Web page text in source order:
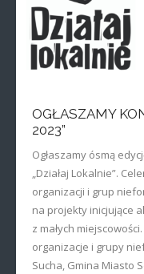
OGŁASZAMY
2023”
Ogłaszamy ósmą
„Działaj Lokalnie”.
organizacji i grup
na projekty inicjujące
z małych
organizacje i grupy
Sucha, Gmina Miasto